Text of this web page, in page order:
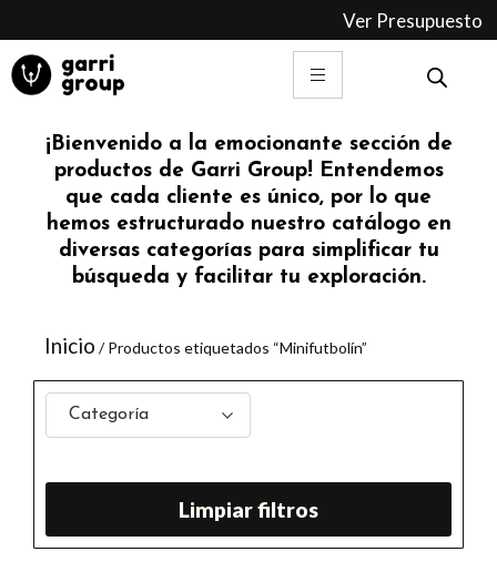
contenido
Ver Presupuesto
¡Bienvenido a la emocionante sección de
productos de Garri Group! Entendemos
que cada cliente es único, por lo que
hemos estructurado nuestro catálogo en
diversas categorías para simplificar tu
búsqueda y facilitar tu exploración.
Inicio / Productos etiquetados “Minifutbolín”
Categoría
Limpiar filtros